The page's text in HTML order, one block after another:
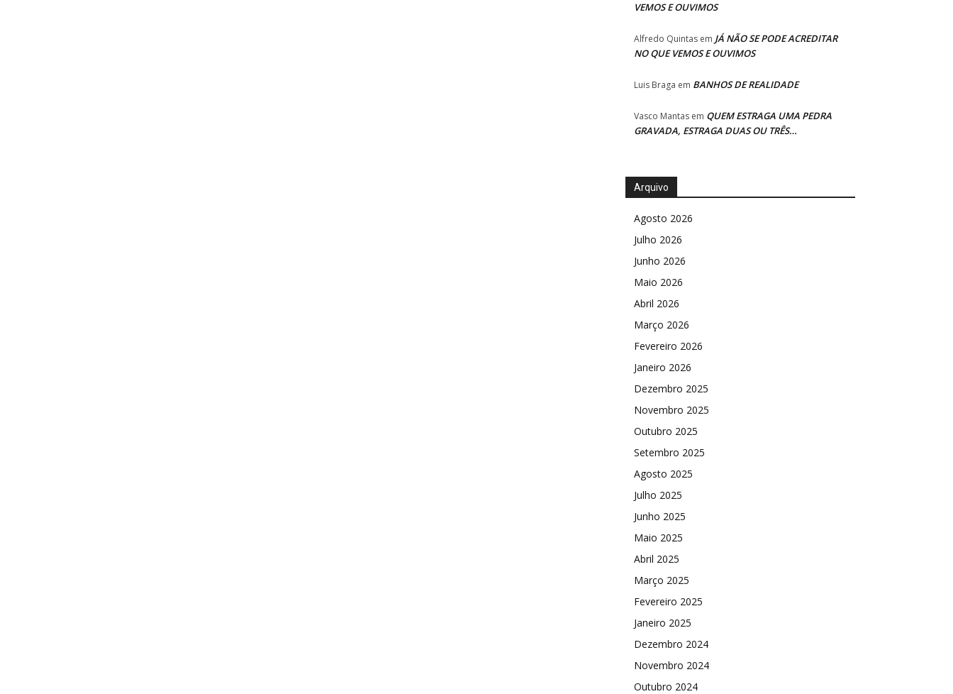
VEMOS E OUVIMOS
Alfredo Quintas em JÁ NÃO SE PODE ACREDITAR
NO QUE VEMOS E OUVIMOS
Luis Braga em BANHOS DE REALIDADE
Vasco Mantas em QUEM ESTRAGA UMA PEDRA
GRAVADA, ESTRAGA DUAS OU TRÊS…
Arquivo
Agosto 2026
Julho 2026
Junho 2026
Maio 2026
Abril 2026
Março 2026
Fevereiro 2026
Janeiro 2026
Dezembro 2025
Novembro 2025
Outubro 2025
Setembro 2025
Agosto 2025
Julho 2025
Junho 2025
Maio 2025
Abril 2025
Março 2025
Fevereiro 2025
Janeiro 2025
Dezembro 2024
Novembro 2024
Outubro 2024